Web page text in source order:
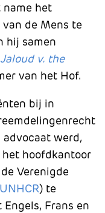
het
de Mens te
hij samen
Jaloud v. the
van het Hof.
bij in
werd,
hoofdkantoor
Verenigde
UNHCR) te
Frans en